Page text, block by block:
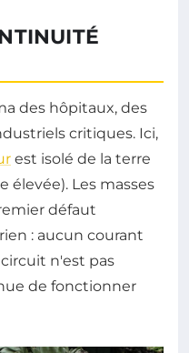
des hôpitaux, des
critiques. Ici,
est isolé de la terre
élevée). Les masses
défaut
: aucun courant
n'est pas
de fonctionner